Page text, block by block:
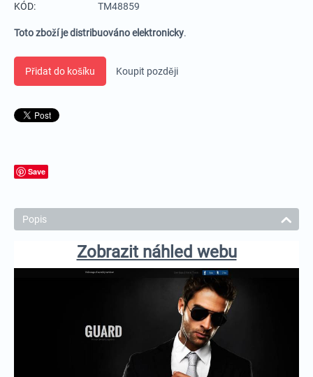
KÓD: TM48859
Toto zboží je distribuováno elektronicky.
Přidat do košíku Koupit později
Save
Popis
Zobrazit náhled webu